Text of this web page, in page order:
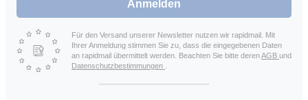
Anmelden
Für den Versand unserer Newsletter nutzen wir rapidmail. Mit
Ihrer Anmeldung stimmen Sie zu, dass die eingegebenen Daten
an rapidmail übermittelt werden. Beachten Sie bitte derenAGB und
Datenschutzbestimmungen